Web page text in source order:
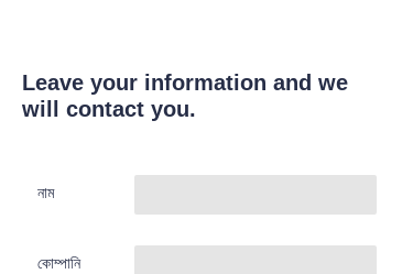
Leave your information and we
will contact you.
নাম
কোম্পানি